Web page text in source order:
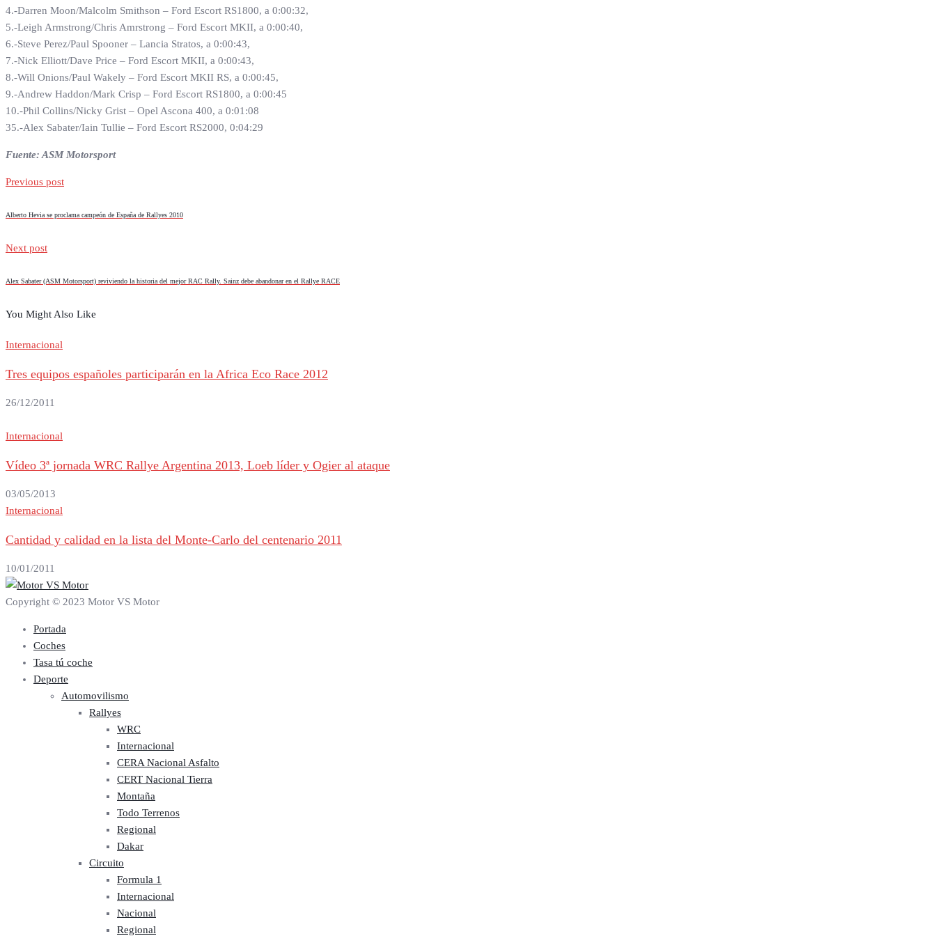
4.-Darren Moon/Malcolm Smithson – Ford Escort RS1800, a 0:00:32,
5.-Leigh Armstrong/Chris Amrstrong – Ford Escort MKII, a 0:00:40,
6.-Steve Perez/Paul Spooner – Lancia Stratos, a 0:00:43,
7.-Nick Elliott/Dave Price – Ford Escort MKII, a 0:00:43,
8.-Will Onions/Paul Wakely – Ford Escort MKII RS, a 0:00:45,
9.-Andrew Haddon/Mark Crisp – Ford Escort RS1800, a 0:00:45
10.-Phil Collins/Nicky Grist – Opel Ascona 400, a 0:01:08
35.-Alex Sabater/Iain Tullie – Ford Escort RS2000, 0:04:29
Fuente: ASM Motorsport
Previous post
Alberto Hevia se proclama campeón de España de Rallyes 2010
Next post
Alex Sabater (ASM Motorsport) reviviendo la historia del mejor RAC Rally. Sainz debe abandonar en el Rallye RACE
You Might Also Like
Internacional
Tres equipos españoles participarán en la Africa Eco Race 2012
26/12/2011
Internacional
Vídeo 3ª jornada WRC Rallye Argentina 2013, Loeb líder y Ogier al ataque
03/05/2013
Internacional
Cantidad y calidad en la lista del Monte-Carlo del centenario 2011
10/01/2011
Copyright © 2023 Motor VS Motor
Portada
Coches
Tasa tú coche
Deporte
Automovilismo
Rallyes
WRC
Internacional
CERA Nacional Asfalto
CERT Nacional Tierra
Montaña
Todo Terrenos
Regional
Dakar
Circuito
Formula 1
Internacional
Nacional
Regional